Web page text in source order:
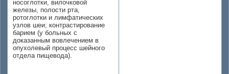
носоглотки, вилочковой
железы, полости рта,
ротоглотки и лимфатических
узлов шеи; контрастирование
барием (у больных с
доказанным вовлечением в
опухолевый процесс шейного
отдела пищевода).